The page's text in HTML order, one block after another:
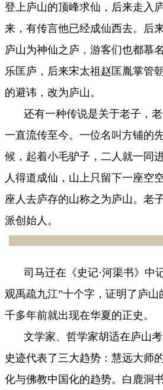
登上庐山的顶峰求仙，后来走入
来，有传言他已经成仙西去。后
庐山为神仙之庐，游客们也都慕
乐匡庐，后来宋太祖赵匡胤掌管
的避讳，改为庐山。
还有一种传说是关于老子，
一直流传至今。一位名叫方铺的
候，起着小毛驴子，二人就一同
人得道成仙，山上只留下一座空
座人去庐存的山称之为庐山。老
派创始人。
司马迁在《史记·河渠书》中
观禹疏九江”十个字，证明了庐
千多年前就出现在华夏的正史。
文学家、哲学家胡适在庐山
史迹代表了三大趋势：慧远大师
化与佛教中国化的趋势。白鹿洞